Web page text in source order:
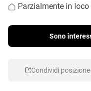
Parzialmente in loco
Sono
Condividi posizione